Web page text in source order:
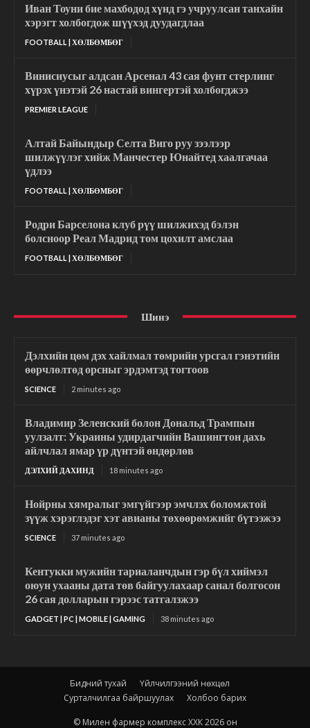
Иван Тоуни бие махбодод хүнд гэ учруулсан танхайн
хэрэгт холбогдож шүүхэд дуудагдлаа
FOOTBALL | ХӨЛБӨМБӨГ
Винисиусыг алдсан Арсенал 43 сая фунт стерлинг
хүрэх үнэтэй 26 настай вингертэй холбогджээ
PREMIER LEAGUE
Алтай Байындыр Селта Виго руу зээлээр
шилжүүлэг хийж Манчестер Юнайтед хаалгачаа
үдлээ
FOOTBALL | ХӨЛБӨМБӨГ
Родри Барселона клуб рүү шилжихэд бэлэн
болсноор Реал Мадрид том цохилт амслаа
FOOTBALL | ХӨЛБӨМБӨГ
Шинэ
Дэлхийн цөм дэх хайлмал төмрийн урсгал гэнэтийн
өөрчлөлтөд орсныг эрдэмтэд тогтоов
SCIENCE 2 minutes ago
Владимир Зеленский болон Дональд Трампын
уулзалт: Украины удирдагчийн Вашингтон дахь
айлчлал ямар үр дүнтэй өндөрлөв
ДЭЛХИЙ ДАХИНД 18 minutes ago
Нойрны хямралыг эмгүйгээр эмчлэх боломжтой
зүүж хэрэглэдэг хэт авианы төхөөрөмжийг бүтээжээ
SCIENCE 37 minutes ago
Кентукки мужийн тариаланчдын гэр бүл хиймэл
оюун ухааны дата төв байгуулахаар санал болгосон
26 сая долларын гэрээс татгалзжээ
GADGET | PC | MOBILE | GAMING 38 minutes ago
Бидний тухай
Үйлчилгээний нөхцөл
Сурталчилгаа байршуулах
Холбоо барих
© Милен фармер комплекс ХХК 2026 он